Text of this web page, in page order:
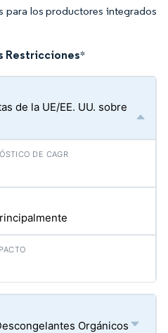
para los productores integrados
Restricciones*
de la UE/EE. UU. sobre
Orgánicos